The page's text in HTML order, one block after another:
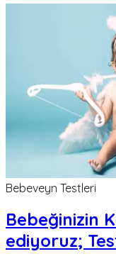
Bebeveyn Testleri
Bebeğinizin
ediyoruz;